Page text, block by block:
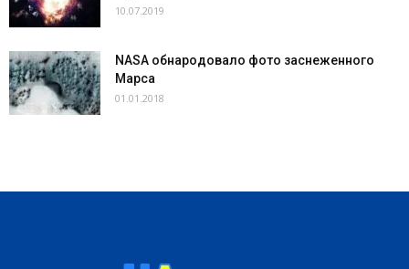
10.07.2019
NASA обнародовало фото заснеженного
Марса
01.01.2018